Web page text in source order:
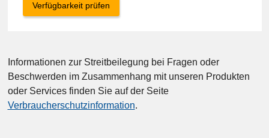
Verfügbarkeit prüfen
Informationen zur Streitbeilegung bei Fragen oder
Beschwerden im Zusammenhang mit unseren Produkten
oder Services finden Sie auf der Seite
Verbraucherschutzinformation.